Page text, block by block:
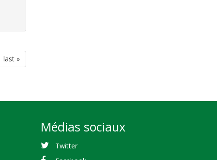
last
page
last »
Médias sociaux
Twitter